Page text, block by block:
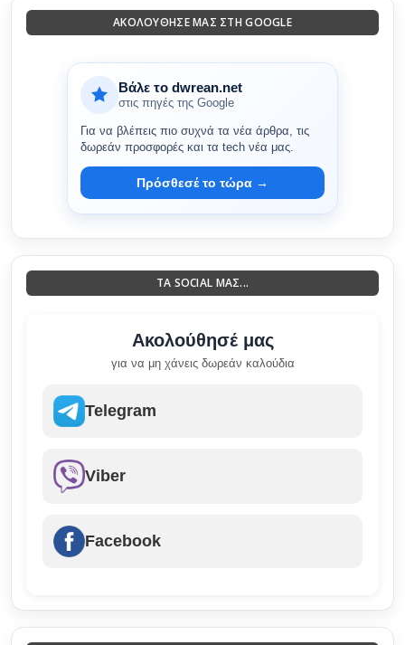
ΑΚΟΛΟΎΘΗΣΈ ΜΑΣ ΣΤΗ GOOGLE
Βάλε το dwrean.net
στις πηγές της Google
Για να βλέπεις πιο συχνά τα νέα άρθρα, τις
δωρεάν προσφορές και τα tech νέα μας.
Πρόσθεσέ το τώρα →
ΤΑ SOCIAL ΜΑΣ...
Ακολούθησέ μας
για να μη χάνεις δωρεάν καλούδια
Telegram
Viber
Facebook